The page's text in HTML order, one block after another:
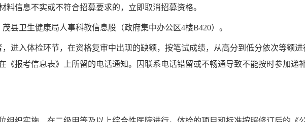
料信息不实或不符合招募要求的，立即取消招募资格。
茂县卫生健康局人事科教信息股（政府集中办公区4楼B420） 。
，进入体检环节，在资格复审中出现的缺额，按笔试成绩，从高分到低分依次等额
《报考信息表》上所留的电话通知。因联系电话错留或不畅通导致不能按时参加递